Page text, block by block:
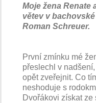
Moje žena Renate
větev v
Roman Schreuer.
První zmínku mé
přeslechl v
opět zveřejnit. Co
neshoduje s
Dvořákovi získat ze